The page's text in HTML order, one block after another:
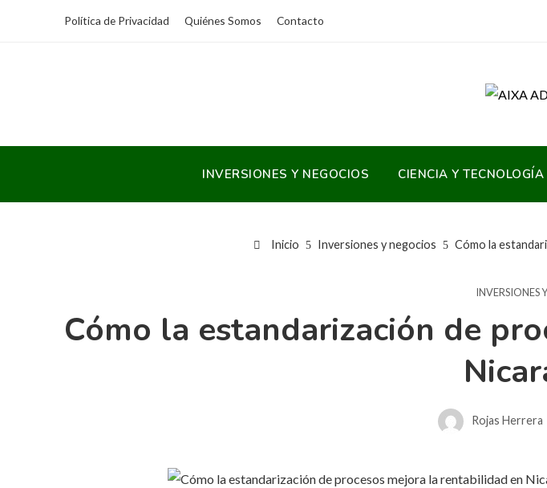
Política de Privacidad Quiénes Somos Contacto
INVERSIONES Y NEGOCIOS CIENCIA Y TECNOLOGÍA
Inicio Inversiones y negocios Cómo la
INVERSIONES
Cómo la estandarización de
Rojas Herrera